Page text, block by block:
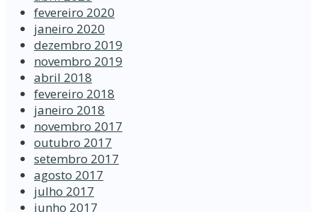
fevereiro 2020
janeiro 2020
dezembro 2019
novembro 2019
abril 2018
fevereiro 2018
janeiro 2018
novembro 2017
outubro 2017
setembro 2017
agosto 2017
julho 2017
junho 2017